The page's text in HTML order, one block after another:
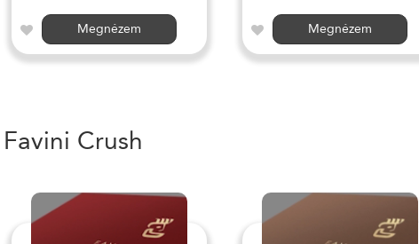
Megnézem Megnézem
Favini Crush